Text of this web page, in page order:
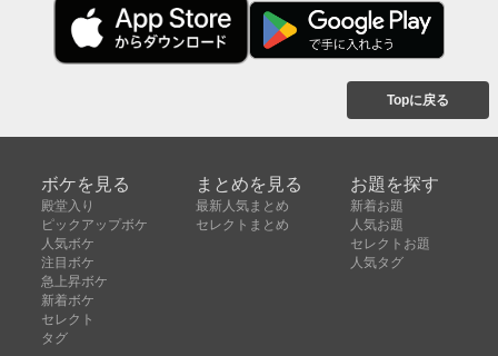
Topに戻る
ボケを見る
殿堂入り
ピックアップボケ
人気ボケ
注目ボケ
急上昇ボケ
新着ボケ
セレクト
タグ
まとめを見る
最新人気まとめ
セレクトまとめ
お題を探す
新着お題
人気お題
セレクトお題
人気タグ